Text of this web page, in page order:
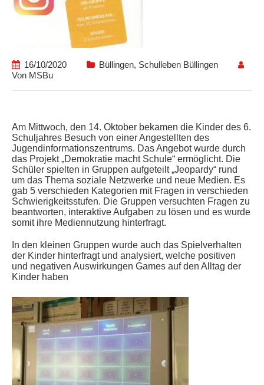
16/10/2020 Büllingen, Schulleben Büllingen
Von MSBu
Am Mittwoch, den 14. Oktober bekamen die Kinder des 6.
Schuljahres Besuch von einer Angestellten des
Jugendinformationszentrums. Das Angebot wurde durch
das Projekt „Demokratie macht Schule“ ermöglicht. Die
Schüler spielten in Gruppen aufgeteilt „Jeopardy“ rund
um das Thema soziale Netzwerke und neue Medien. Es
gab 5 verschieden Kategorien mit Fragen in verschieden
Schwierigkeitsstufen. Die Gruppen versuchten Fragen zu
beantworten, interaktive Aufgaben zu lösen und es wurde
somit ihre Mediennutzung hinterfragt.
In den kleinen Gruppen wurde auch das Spielverhalten
der Kinder hinterfragt und analysiert, welche positiven
und negativen Auswirkungen Games auf den Alltag der
Kinder haben